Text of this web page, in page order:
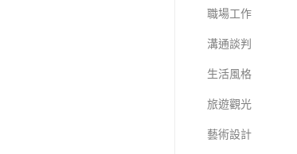
職場工作
溝通談判
生活風格
旅遊觀光
藝術設計